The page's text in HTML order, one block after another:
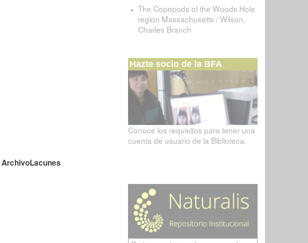
ArchivoLacunes
The Copepods of the Woods Hole
region Massachusetts / Wilson,
Charles Branch
Hazte socio de la BFA
Conoce los requisitos para tener una
cuenta de usuario de la Biblioteca.